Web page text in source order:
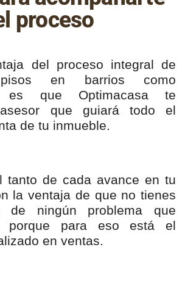
proceso
del proceso integral de
en barrios como
es que Optimacasa te
que guiará todo el
de tu inmueble.
tanto de cada avance en tu
la ventaja de que no tienes
de ningún problema que
porque para eso está el
en ventas.